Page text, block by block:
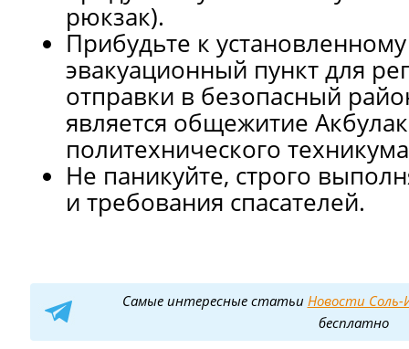
рюкзак).
Прибудьте к
эвакуационный пункт для
отправки в безопасный
является общежитие
политехнического
Не паникуйте, строго
и требования спасателей.
Самые интересные статьи Новости Соль-
бесплатно